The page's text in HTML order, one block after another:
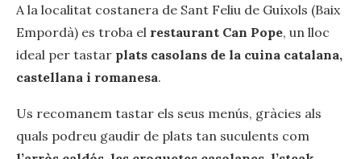
A la localitat costanera de Sant Feliu de Guíxols (Baix
Empordà) es troba el restaurant Can Pope, un lloc
ideal per tastar plats casolans de la cuina catalana,
castellana i romanesa.
Us recomanem tastar els seus menús, gràcies als
quals podreu gaudir de plats tan suculents com